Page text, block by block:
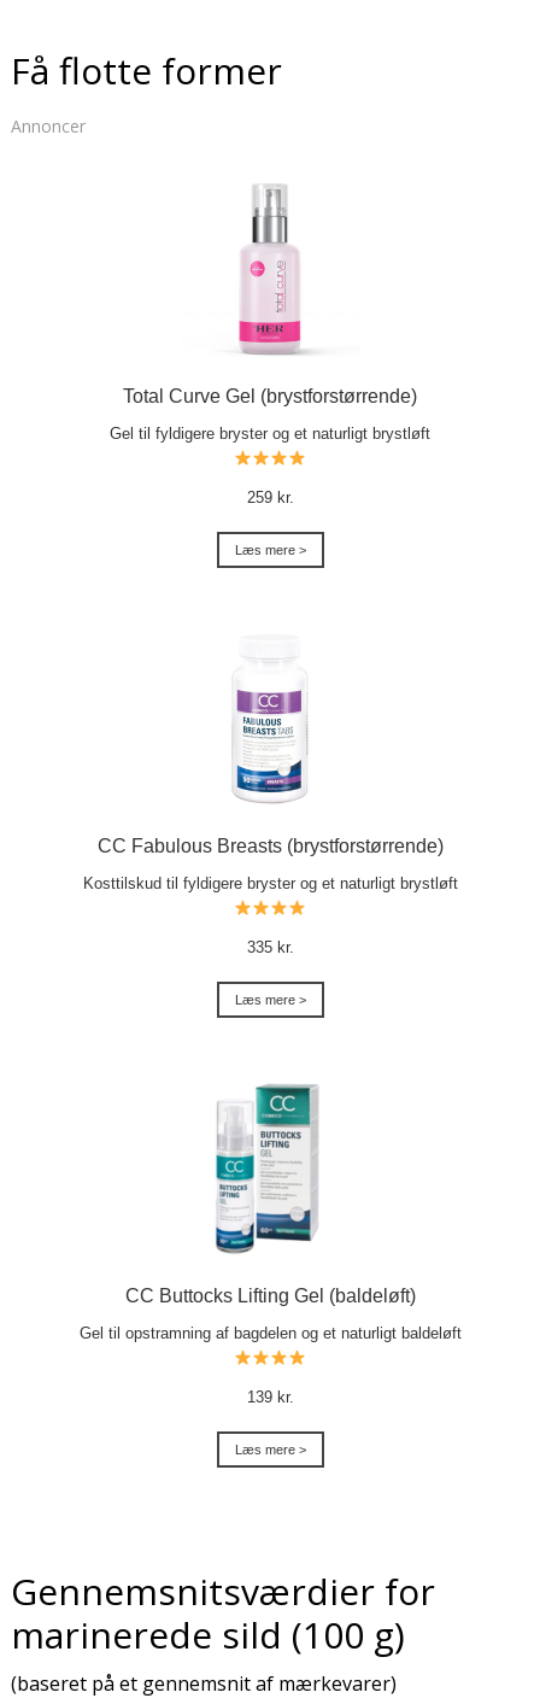
Få flotte former
Annoncer
Total Curve Gel (brystforstørrende)
Gel til fyldigere bryster og et naturligt brystløft
259 kr.
Læs mere >
CC Fabulous Breasts (brystforstørrende)
Kosttilskud til fyldigere bryster og et naturligt brystløft
335 kr.
Læs mere >
CC Buttocks Lifting Gel (baldeløft)
Gel til opstramning af bagdelen og et naturligt baldeløft
139 kr.
Læs mere >
Gennemsnitsværdier for
marinerede sild (100 g)
(baseret på et gennemsnit af mærkevarer)